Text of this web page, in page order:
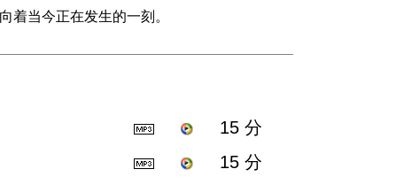
着当今正在发生的一刻。
15 分
15 分